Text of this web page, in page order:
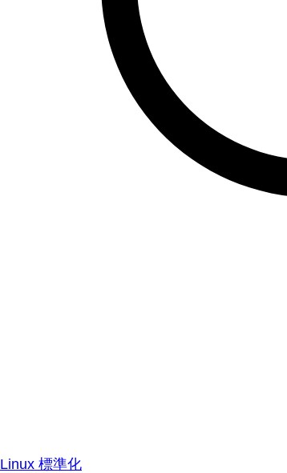
Linux 標準化